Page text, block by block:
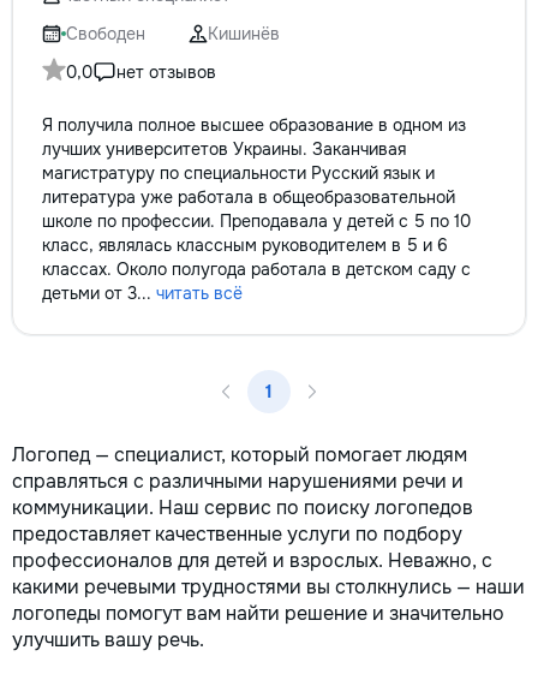
reparație veți rămâne cu schema
comunicațiilor ascunse și
fotografiile tuturor etapelor
importante. Curățenie
apartamentul complet pregătit
pentru locuit – curat, fără praf și
fără deșeuri de construcție.
Prețuri orientative pentru
materiale: Prețurile depind de țara
producătorului, brand, colecție și
categoria produsului. Gresie
porțelanată – de la 350–800+
de apartament Uși interioare – de
Calitatea noastră – confortul
dumneavoastră! Realizăm
interiorul cât mai aproape posibil
de proiectul de design, cu atenție
la fiecare detaliu. Contactați-ne
pentru o consultație gratuită și un
deviz fără obligații: 069 376 542
+373 603 31 178 Viber | WhatsApp
| Telegram Disponibili zilnic pentru
Свободен
Кишинёв
0,0
нет отзывов
Я получила полное высшее образование в одном из
лучших университетов Украины. Заканчивая
магистратуру по специальности Русский язык и
литература уже работала в общеобразовательной
школе по профессии. Преподавала у детей с 5 по 10
класс, являлась классным руководителем в 5 и 6
классах. Около полугода работала в детском саду с
детьми от 3... читать всё
1
Логопед — специалист, который помогает людям
справляться с различными нарушениями речи и
коммуникации. Наш сервис по поиску логопедов
предоставляет качественные услуги по подбору
профессионалов для детей и взрослых. Неважно, с
какими речевыми трудностями вы столкнулись — наши
логопеды помогут вам найти решение и значительно
улучшить вашу речь.